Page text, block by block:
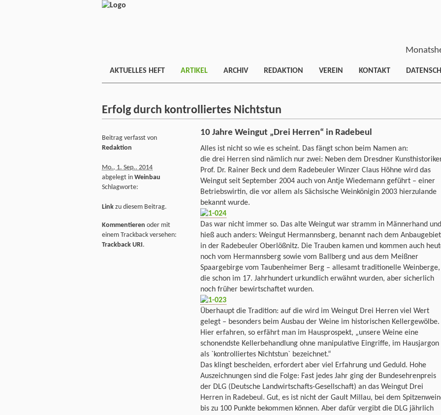
AKTUELLES HEFT ARTIKEL ARCHIV REDAKTION VEREIN KONTAKT
Erfolg durch kontrolliertes Nichtstun
10 Jahre Weingut „Drei Herren“ in Radebeul
Alles ist nicht so wie es scheint. Das fängt schon beim Namen an:
die drei Herren sind nämlich nur zwei: Neben dem Dresdner
Prof. Dr. Rainer Beck und dem Radebeuler Winzer Claus Höhne wird das
Weingut seit September 2004 auch von Antje Wiedemann geführt – einer
Betriebswirtin, die vor allem als Sächsische Weinkönigin 2003 hierzulande
bekannt wurde.
Das war nicht immer so. Das alte Weingut war stramm in Männerhand und
hieß auch anders: Weingut Hermannsberg, benannt nach dem Anbaugebiet
in der Radebeuler Oberlößnitz. Die Trauben kamen und kommen auch
noch vom Hermannsberg sowie vom Ballberg und aus dem Meißner
Spaargebirge vom Taubenheimer Berg – allesamt traditionelle Weinberge,
die schon im 17. Jahrhundert urkundlich erwähnt wurden, aber sicherlich
noch früher bewirtschaftet wurden.
Überhaupt die Tradition: auf die wird im Weingut Drei Herren viel Wert
gelegt – besonders beim Ausbau der Weine im historischen Kellergewölbe.
Hier erfahren, so erfährt man im Hausprospekt, „unsere Weine eine
schonendste Kellerbehandlung ohne manipulative Eingriffe, im Hausjargon
als `kontrolliertes Nichtstun` bezeichnet.“
Das klingt bescheiden, erfordert aber viel Erfahrung und Geduld. Hohe
Auszeichnungen sind die Folge: Fast jedes Jahr ging der Bundesehrenpreis
der DLG (Deutsche Landwirtschafts-Gesellschaft) an das Weingut Drei
Herren in Radebeul. Gut, es ist nicht der Gault Millau, bei dem
bis zu 100 Punkte bekommen können. Aber dafür vergibt die DLG jährlich
Beitrag verfasst von
Redaktion
Mo., 1. Sep.. 2014
abgelegt in Weinbau
Schlagworte:
Link zu diesem Beitrag.
Kommentieren oder mit
einem Trackback versehen:
Trackback URI.